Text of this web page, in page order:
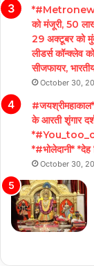
को मंजूरी, 50 लाख
29 अक्टूबर को
लीडर्स कॉन्क्लेव
सीजफायर,
October 30,
के आरती शृंगार
*#भोलेदानी*
October 30,